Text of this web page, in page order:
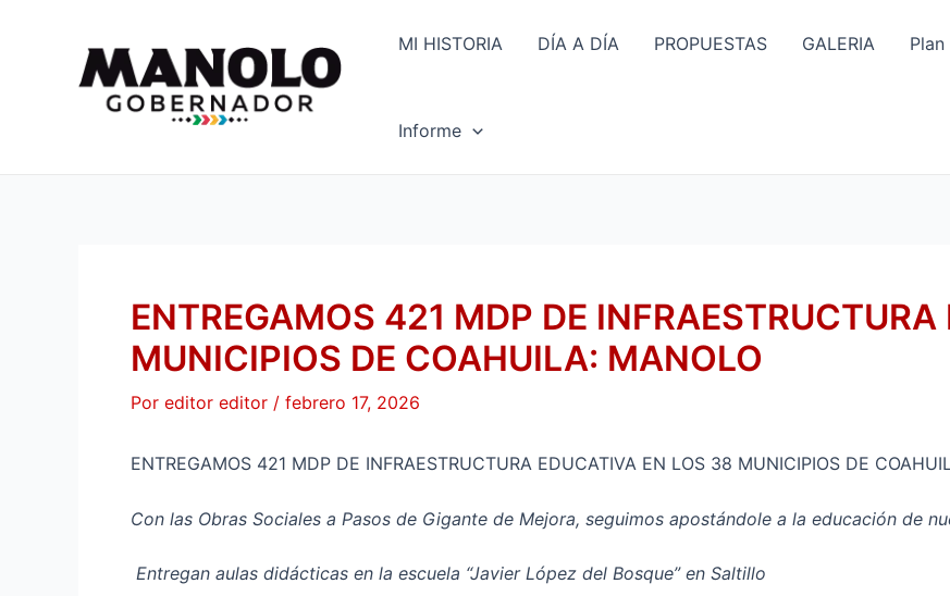
MI HISTORIA DÍA A DÍA PROPUESTAS GALERIA
Informe
ENTREGAMOS 421 MDP DE
MUNICIPIOS DE COAHUILA: MANOLO
Por editor editor / febrero 17, 2026
ENTREGAMOS 421 MDP DE INFRAESTRUCTURA EDUCATIVA EN LOS 38 MUNICIPIOS DE
Con las Obras Sociales a Pasos de Gigante de Mejora, seguimos apostándole a la educación de
Entregan aulas didácticas en la escuela “Javier López del Bosque” en Saltillo
entradas